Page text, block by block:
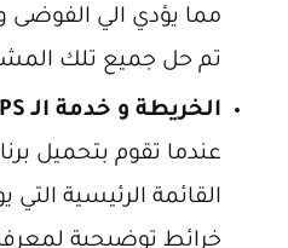
مما يؤدي الي الفوضى
تم حل جميع تلك
الخريطة و خدمة الـ GPS:
عندما تقوم بتحميل
القائمة الرئيسية التي
خرائط توضيحية